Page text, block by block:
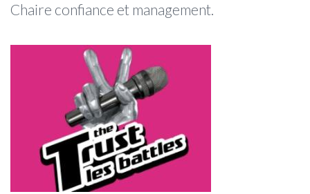
Chaire confiance et management.